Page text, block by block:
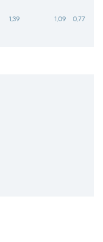
1,39 1,09 0,77